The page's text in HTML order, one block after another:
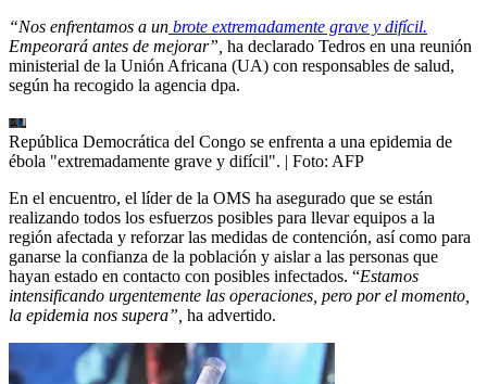
“Nos enfrentamos a un brote extremadamente grave y difícil.
Empeorará antes de mejorar”, ha declarado Tedros en una reunión
ministerial de la Unión Africana (UA) con responsables de salud,
según ha recogido la agencia dpa.
República Democrática del Congo se enfrenta a una epidemia de
ébola "extremadamente grave y difícil". | Foto: AFP
En el encuentro, el líder de la OMS ha asegurado que se están
realizando todos los esfuerzos posibles para llevar equipos a la
región afectada y reforzar las medidas de contención, así como para
ganarse la confianza de la población y aislar a las personas que
hayan estado en contacto con posibles infectados. “Estamos
intensificando urgentemente las operaciones, pero por el momento,
la epidemia nos supera”, ha advertido.